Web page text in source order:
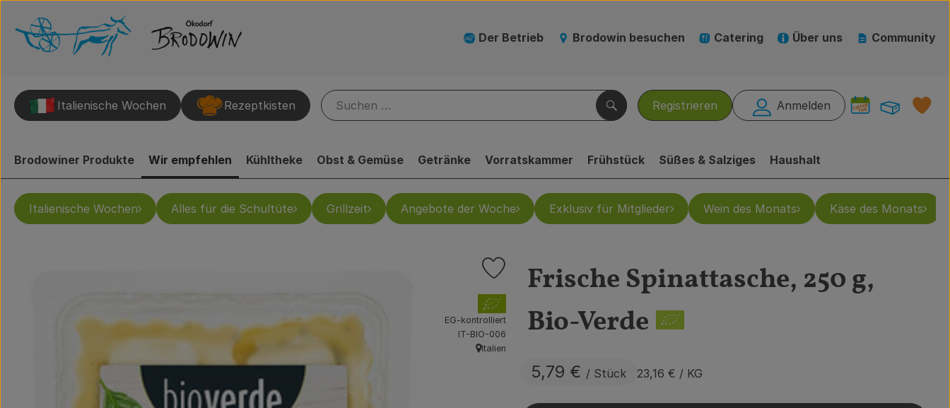
Der Betrieb Brodowin besuchen Catering Über uns Community
Registrieren Anmelden
Suchen
Italienische Wochen Rezeptkisten
Brodowiner Produkte Wir empfehlen Kühltheke Obst & Gemüse Getränke Vorratskammer Frühstück Süßes & Salziges Haushalt
Italienische Wochen Alles für die Schultüte Grillzeit Angebote der Woche Exklusiv für Mitglieder Wein des Monats Käse des Monats
Frische Spinattasche, 250 g,
Bio-Verde
5,79 € / Stück 23,16 € / KG
Produkt zu Favouriten hinzufügen
, Verband:
EG-kontrolliert
, Kontrollstelle:
IT-BIO-006
, Herkunft:
Italien